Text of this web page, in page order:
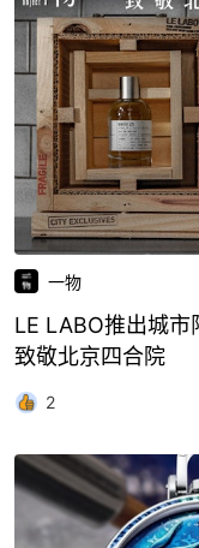
一物
LE LABO推出城
致敬北京四合院
2